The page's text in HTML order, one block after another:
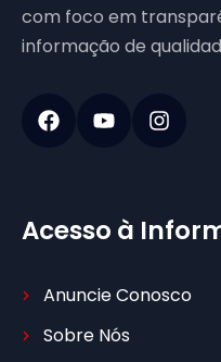
com foco em
informação de
Acesso à
Anuncie Conosco
Sobre Nós